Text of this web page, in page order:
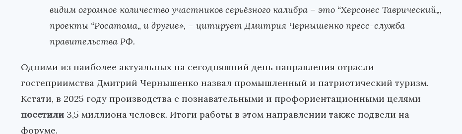
видим огромное количество участников серьёзного калибра – это “Херсонес Таврический„,
проекты “Росатома„ и другие», – цитирует Дмитрия Чернышенко пресс-служба
правительства РФ.
Одними из наиболее актуальных на сегодняшний день направления отрасли
гостеприимства Дмитрий Чернышенко назвал промышленный и патриотический туризм.
Кстати, в 2025 году производства с познавательными и профориентационными целями
посетили 3,5 миллиона человек. Итоги работы в этом направлении также подвели на
форуме.